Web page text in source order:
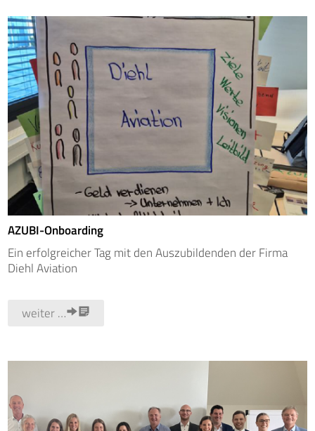
AZUBI-Onboarding
Ein erfolgreicher Tag mit den Auszubildenden der Firma
Diehl Aviation
weiter …